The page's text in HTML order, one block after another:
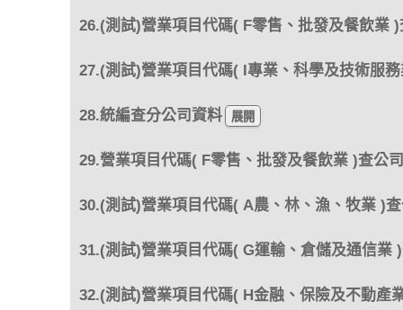
26.(測試)營業項目代碼( F零售、批發及餐飲業 )
27.(測試)營業項目代碼( I專業、科學及技術服
28.統編查分公司資料
29.營業項目代碼( F零售、批發及餐飲業 )查公司
30.(測試)營業項目代碼( A農、林、漁、牧業 )
31.(測試)營業項目代碼( G運輸、倉儲及通信業
32.(測試)營業項目代碼( H金融、保險及不動產